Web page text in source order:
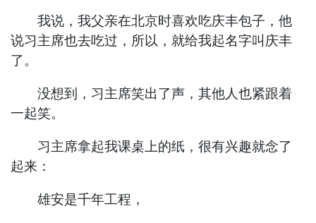
我说，我父亲在北京时喜欢吃庆丰包子，他
说习主席也去吃过，所以，就给我起名字叫庆丰
了。
没想到，习主席笑出了声，其他人也紧跟着
一起笑。
习主席拿起我课桌上的纸，很有兴趣就念了
起来：
雄安是千年工程，